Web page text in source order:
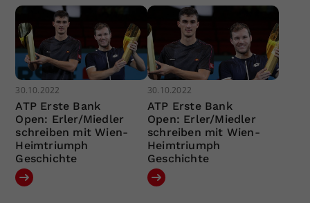
30.10.2022
ATP Erste Bank
Open: Erler/Miedler
schreiben mit Wien-
Heimtriumph
Geschichte
30.10.2022
ATP Erste Bank
Open: Erler/Miedler
schreiben mit Wien-
Heimtriumph
Geschichte